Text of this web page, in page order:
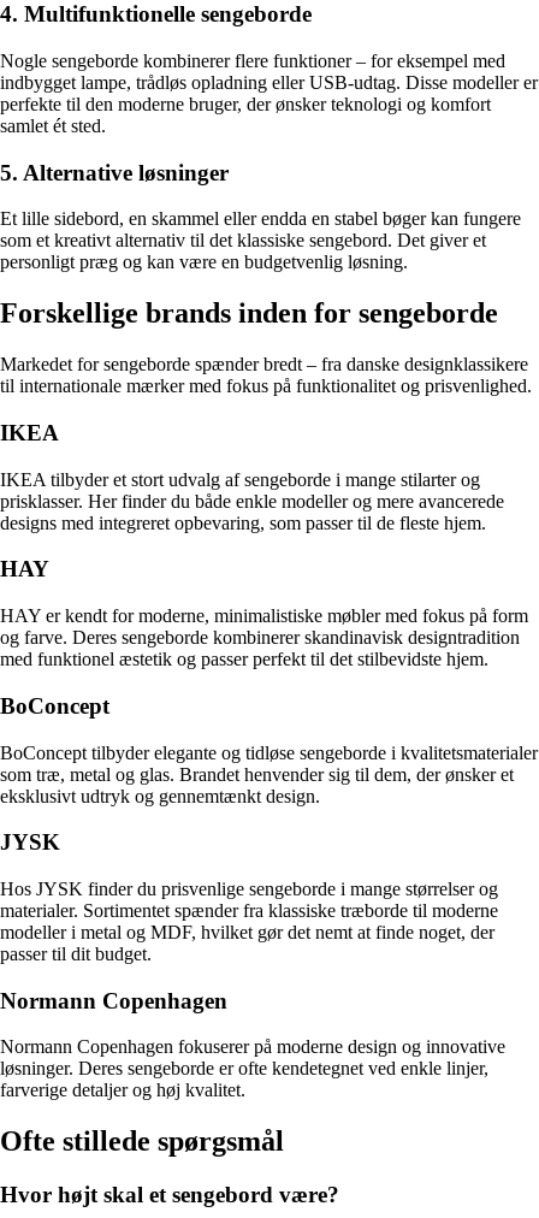
4. Multifunktionelle sengeborde
Nogle sengeborde kombinerer flere funktioner – for eksempel med
indbygget lampe, trådløs opladning eller USB-udtag. Disse modeller er
perfekte til den moderne bruger, der ønsker teknologi og komfort
samlet ét sted.
5. Alternative løsninger
Et lille sidebord, en skammel eller endda en stabel bøger kan fungere
som et kreativt alternativ til det klassiske sengebord. Det giver et
personligt præg og kan være en budgetvenlig løsning.
Forskellige brands inden for sengeborde
Markedet for sengeborde spænder bredt – fra danske designklassikere
til internationale mærker med fokus på funktionalitet og prisvenlighed.
IKEA
IKEA tilbyder et stort udvalg af sengeborde i mange stilarter og
prisklasser. Her finder du både enkle modeller og mere avancerede
designs med integreret opbevaring, som passer til de fleste hjem.
HAY
HAY er kendt for moderne, minimalistiske møbler med fokus på form
og farve. Deres sengeborde kombinerer skandinavisk designtradition
med funktionel æstetik og passer perfekt til det stilbevidste hjem.
BoConcept
BoConcept tilbyder elegante og tidløse sengeborde i kvalitetsmaterialer
som træ, metal og glas. Brandet henvender sig til dem, der ønsker et
eksklusivt udtryk og gennemtænkt design.
JYSK
Hos JYSK finder du prisvenlige sengeborde i mange størrelser og
materialer. Sortimentet spænder fra klassiske træborde til moderne
modeller i metal og MDF, hvilket gør det nemt at finde noget, der
passer til dit budget.
Normann Copenhagen
Normann Copenhagen fokuserer på moderne design og innovative
løsninger. Deres sengeborde er ofte kendetegnet ved enkle linjer,
farverige detaljer og høj kvalitet.
Ofte stillede spørgsmål
Hvor højt skal et sengebord være?